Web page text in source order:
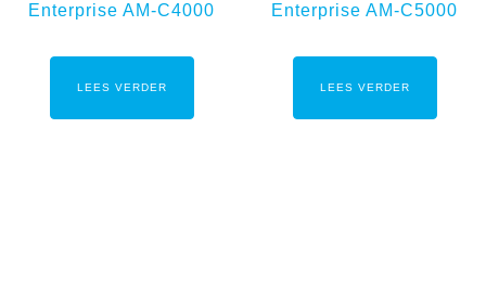
Enterprise AM-C4000
LEES VERDER
Enterprise AM-C5000
LEES VERDER